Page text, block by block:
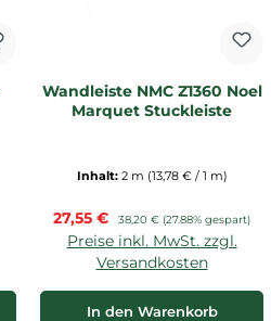
Wandleiste NMC Z1360 Noel
Marquet Stuckleiste
Inhalt: 2 m (13,78 € / 1 m)
Verkaufspreis:
27,55 € Regulärer Preis:
38,20 € (27.88% gespart)
Preise inkl. MwSt. zzgl.
Versandkosten
In den Warenkorb